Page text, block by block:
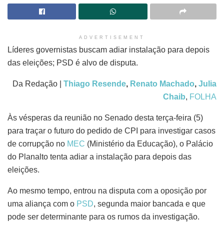
ADVERTISEMENT
Líderes governistas buscam adiar instalação para depois
das eleições; PSD é alvo de disputa.
Da Redação | Thiago Resende, Renato Machado, Julia
Chaib, FOLHA
Às vésperas da reunião no Senado desta terça-feira (5)
para traçar o futuro do pedido de CPI para investigar casos
de corrupção no MEC (Ministério da Educação), o Palácio
do Planalto tenta adiar a instalação para depois das
eleições.
Ao mesmo tempo, entrou na disputa com a oposição por
uma aliança com o PSD, segunda maior bancada e que
pode ser determinante para os rumos da investigação.